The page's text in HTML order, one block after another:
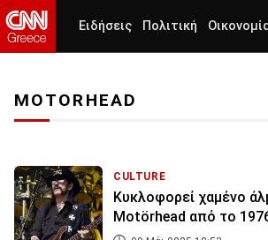
Ειδήσεις Πολιτική
MOTORHEAD
CULTURE
Κυκλοφορεί χαμένο
Motörhead από το